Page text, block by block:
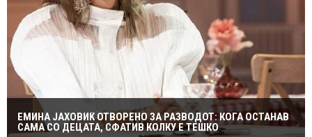
ЕМИНА ЈАХОВИЌ ОТВОРЕНО ЗА РАЗВОДОТ: КОГА ОСТАНАВ
САМА СО ДЕЦАТА, СФАТИВ КОЛКУ Е ТЕШКО